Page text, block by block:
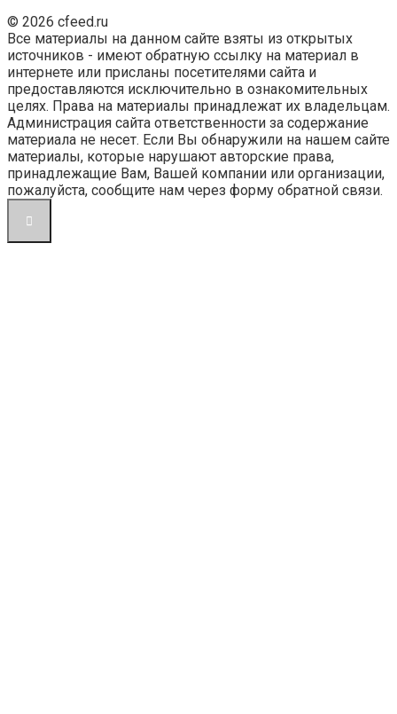
© 2026 cfeed.ru
Все материалы на данном сайте взяты из открытых
источников - имеют обратную ссылку на материал в
интернете или присланы посетителями сайта и
предоставляются исключительно в ознакомительных
целях. Права на материалы принадлежат их владельцам.
Администрация сайта ответственности за содержание
материала не несет. Если Вы обнаружили на нашем сайте
материалы, которые нарушают авторские права,
принадлежащие Вам, Вашей компании или организации,
пожалуйста, сообщите нам через форму обратной связи.